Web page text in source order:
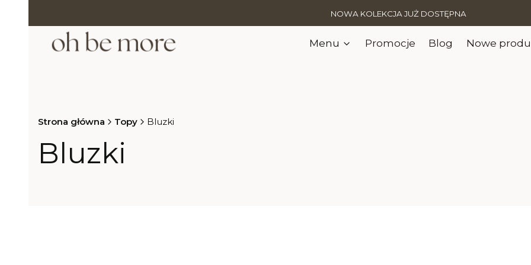
NOWA KOLEKCJA JUŻ DOSTĘPNA
Menu Promocje Blog Nowe
Strona główna Topy Bluzki
Bluzki